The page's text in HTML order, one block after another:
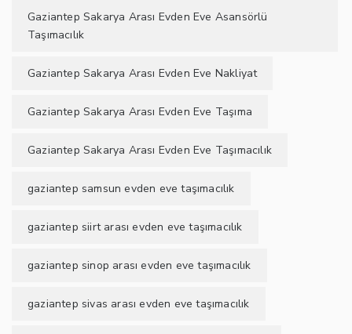
Gaziantep Sakarya Arası Evden Eve Asansörlü
Taşımacılık
Gaziantep Sakarya Arası Evden Eve Nakliyat
Gaziantep Sakarya Arası Evden Eve Taşıma
Gaziantep Sakarya Arası Evden Eve Taşımacılık
gaziantep samsun evden eve taşımacılık
gaziantep siirt arası evden eve taşımacılık
gaziantep sinop arası evden eve taşımacılık
gaziantep sivas arası evden eve taşımacılık